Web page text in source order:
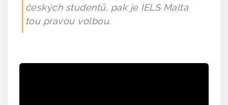
českých studentů, pak je IELS Malta
tou pravou volbou.